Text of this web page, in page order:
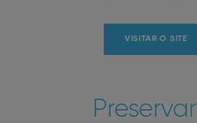
VISITAR O SITE
Preservar